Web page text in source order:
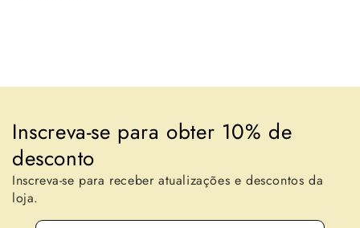
Inscreva-se para obter 10% de
desconto
Inscreva-se para receber atualizações e descontos da
loja.